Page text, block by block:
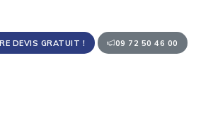
DEVIS GRATUIT ! 09 72 50 46 00